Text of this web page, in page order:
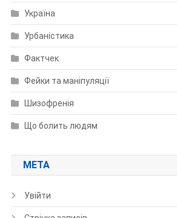
Україна
Урбаністика
Фактчек
Фейки та маніпуляції
Шизофренія
Що болить людям
МЕТА
Увійти